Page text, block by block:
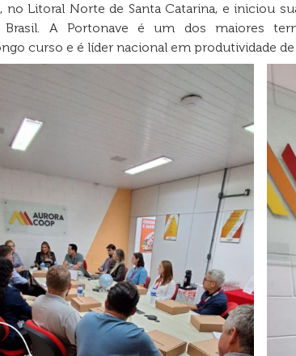
no Litoral Norte de Santa Catarina, e iniciou
A Portonave é um dos maiores
curso e é líder nacional em produtividade de